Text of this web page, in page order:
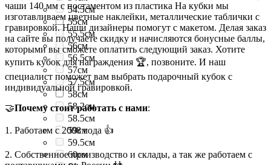
54.5см
55см
55.5см
56см
56.5см
57см
57.5см
58см
58.2см
58.5см
59см
59.5см
60см
чаши 140 мм с постаментом из пластика На кубки мы
изготавливаем цветные наклейки, металлические таблички с
гравировкой. Наши дизайнеры помогут с макетом. Делая заказ
на сайте вы получаете скидку и начисляются бонусные баллы,
которыми вы сможете оплатить следующий заказ. Хотите
купить кубок для награждения 🏆, позвоните. И наш
специалист поможет вам выбрать подарочный кубок с
индивидуальной гравировкой.
🤝Почему стоит работать с нами:
1. Работаем с 2008 года 👍
2. Собственное производство и склады, а так же работаем с